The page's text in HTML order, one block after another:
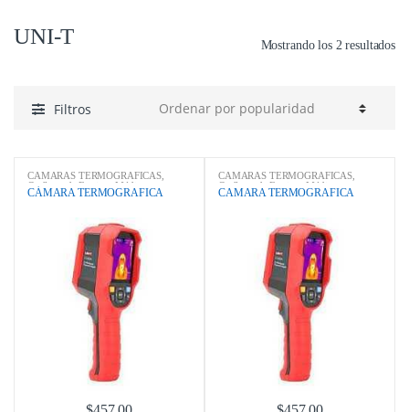
UNI-T Mostrando los 2 resultados
Filtros
CÁMARAS TERMOGRÁFICAS
Catálogo de Equipos Médicos y
Odontológicos,ebay,EQUIPOS DE
MODELOS
CÁMARA TERMOGRAFICA
CÁMARAS TERMOGRÁFICAS
Catálogo de Equipos Médicos y
Odontológicos,EQUIPOS DE
MODELOS
CAMARA TERMOGRAFICA